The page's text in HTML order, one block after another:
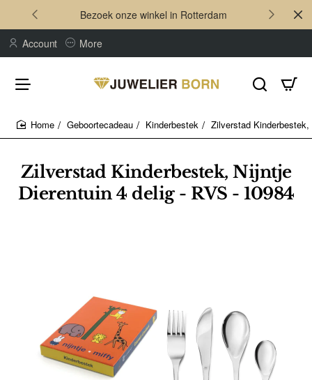
Bezoek onze winkel in Rotterdam
Account More
Zilverstad Kinderbestek, Nijntje
Dierentuin 4 delig - RVS - 10984
Geboortecadeau Kinderbestek Zilverstad